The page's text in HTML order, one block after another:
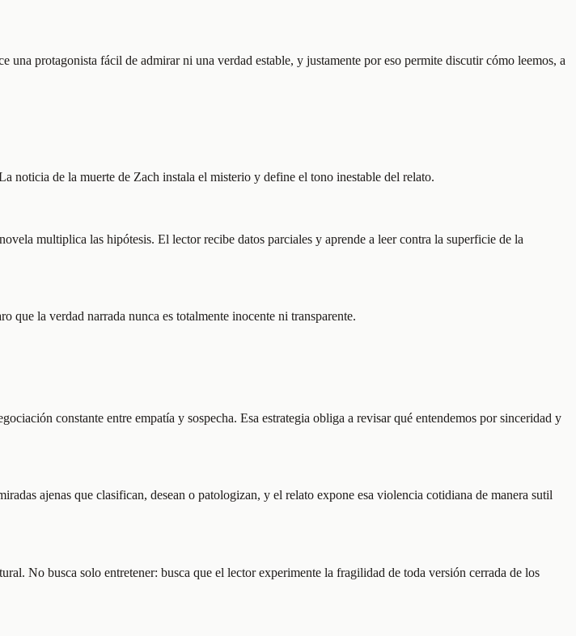
protagonista fácil de admirar ni una verdad estable, y justamente por eso permite discutir cómo leemos, a
noticia de la muerte de Zach instala el misterio y define el tono inestable del relato.
multiplica las hipótesis. El lector recibe datos parciales y aprende a leer contra la superficie de la
la verdad narrada nunca es totalmente inocente ni transparente.
constante entre empatía y sospecha. Esa estrategia obliga a revisar qué entendemos por sinceridad y
ajenas que clasifican, desean o patologizan, y el relato expone esa violencia cotidiana de manera sutil
No busca solo entretener: busca que el lector experimente la fragilidad de toda versión cerrada de los